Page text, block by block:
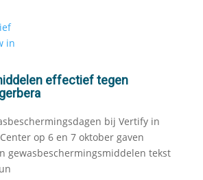
effectief tegen
bij Vertify in
op 6 en 7 oktober gaven
gewasbeschermingsmiddelen tekst